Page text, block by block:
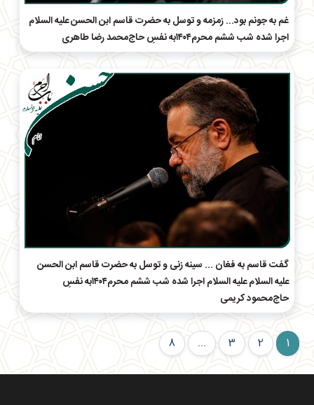
غم به جونم بود... زمزمه و توسل به حضرت قاسم ابن الحسن علیه السلام
اجرا شده شب ششم محرم۱۴۰۴به نفسِ حاج‌محمد رضا طاهری
گفت قاسم به فغان ... سینه زنی و توسل به حضرت قاسم ابن الحسن
علیه السلام علیه السلام اجرا شده شب ششم محرم۱۴۰۴به نفسِ
حاج‌محمود کریمی
1
2
3
...
8